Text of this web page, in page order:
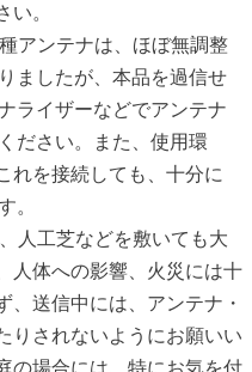
い。
アンテナは、ほぼ無調整
ましたが、本品を過信せ
ライザーなどでアンテナ
ださい。また、使用環
れを接続しても、十分に
。
人工芝などを敷いても大
人体への影響、火災には十
、送信中には、アンテナ・
りされないようにお願いい